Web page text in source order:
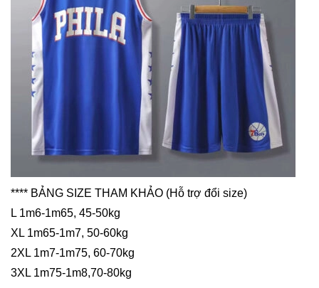
**** BẢNG SIZE THAM KHẢO (Hỗ trợ đổi size)
L 1m6-1m65, 45-50kg
XL 1m65-1m7, 50-60kg
2XL 1m7-1m75, 60-70kg
3XL 1m75-1m8,70-80kg